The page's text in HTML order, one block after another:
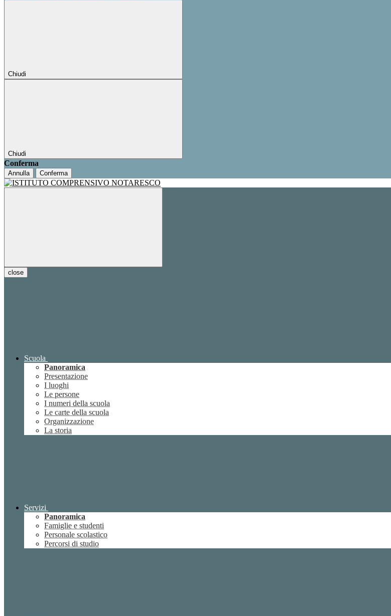
Chiudi
Chiudi
Conferma
Annulla Conferma
close
Scuola
Panoramica
Presentazione
I luoghi
Le persone
I numeri della scuola
Le carte della scuola
Organizzazione
La storia
Servizi
Panoramica
Famiglie e studenti
Personale scolastico
Percorsi di studio